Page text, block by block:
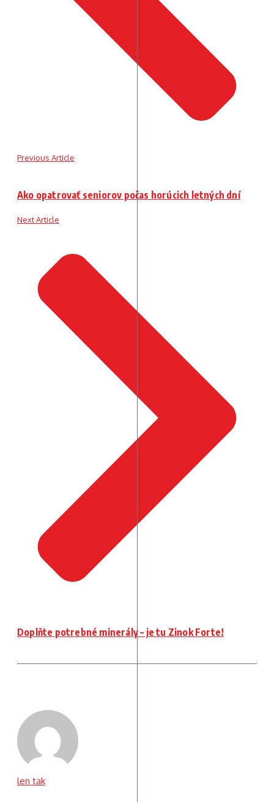
Previous Article
Ako opatrovať seniorov počas horúcich letných dní
Next Article
Doplňte potrebné minerály – je tu Zinok Forte!
len tak